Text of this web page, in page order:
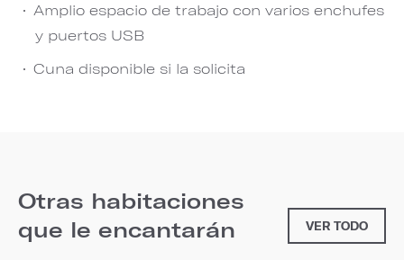
Amplio espacio de trabajo con varios enchufes
y puertos USB
Cuna disponible si la solicita
Otras habitaciones
que le encantarán
VER TODO